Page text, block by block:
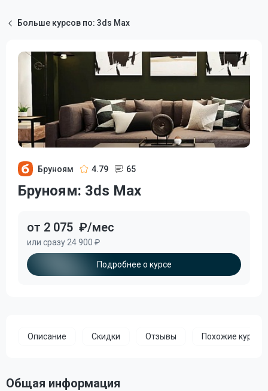
Больше курсов по: 3ds Max
Бруноям 4.79 65
Бруноям: 3ds Max
от 2 075 ₽/мес
или сразу 24 900 ₽
Подробнее о курсе
Описание Скидки Отзывы Похожие курсы
Общая информация